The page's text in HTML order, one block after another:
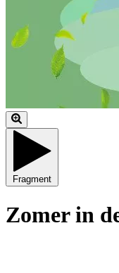
Fragment
Zomer in